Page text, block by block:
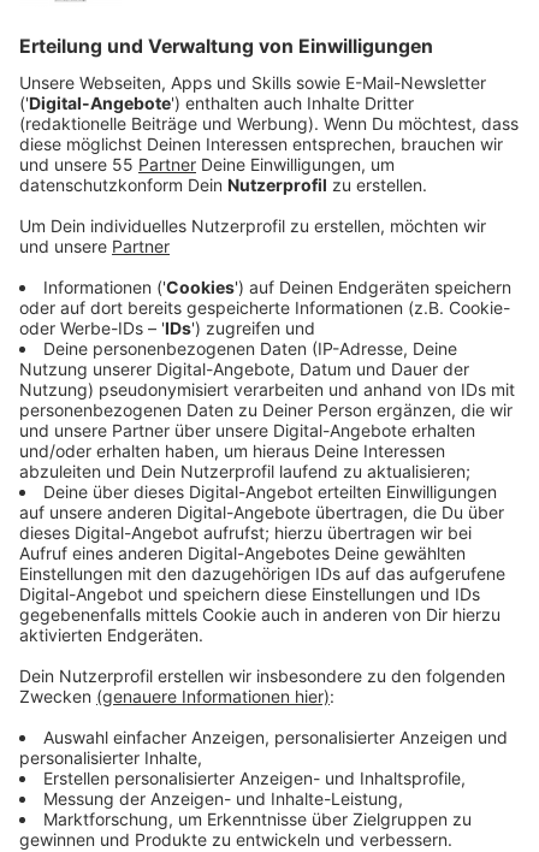
studiert, nebenbei schon beim Radio gearbeitet und
gemerkt: Das ist eine ganz große Liebe. Das will ich für
immer!
...dann wäre ich Polizistin geworden! War mein
Kindheitstraum, bin aber leider zu nah an der Sehstärke
eines Maulwurfs, deshalb hat das nicht geklappt.
Mein bestes Radioerlebnis ist…
...ich bin mal sehr deutlich aus nem Coffee Shop in Holland
komplementiert worden, hab Jens Spahn und Armin
Laschet vor ihren politischen Ämtern interviewt und ohne
Fussballkompetenz mit Rainer Bonhof und Berti Vogts über
Fussball gequatscht.
Mein Lieblingsort am Niederrhein ist…
rund um die beiden kleinen Seen an der Hover Kull. Super
nah am Dorf und trotzdem total vergessen. Ansonsten
mag ich alle Felder und Tümpel, in denen sich unsere Hunde
Leia und Jonte wohlfühlen. Und Schützenfestzelte.